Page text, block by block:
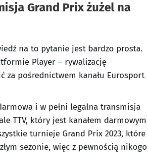
Grand Prix żużel na
na to pytanie jest bardzo prosta.
Player – rywalizację
za pośrednictwem kanału Eurosport
i w pełni legalna transmisja
TTV, który jest kanałem darmowym
turnieje Grand Prix 2023, które
sezonie, więc z pewnością nikogo